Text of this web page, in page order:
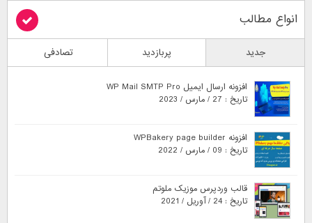
انواع مطالب
جدید پربازدید تصادفی
افزونه ارسال ایمیل WP Mail SMTP Pro
تاریخ : 27 / مارس / 2023
افزونه WPBakery page builder
تاریخ : 09 / مارس / 2022
قالب وردپرس موزیک ملوتم
تاریخ : 24 / آوریل / 2021